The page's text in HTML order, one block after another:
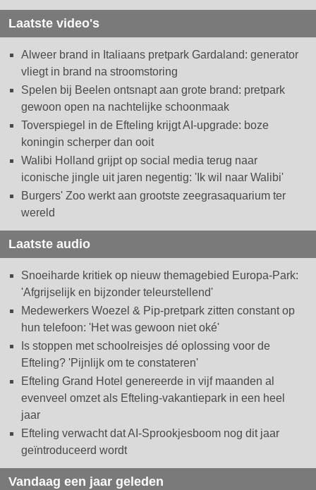
Laatste video's
Alweer brand in Italiaans pretpark Gardaland: generator
vliegt in brand na stroomstoring
Spelen bij Beelen ontsnapt aan grote brand: pretpark
gewoon open na nachtelijke schoonmaak
Toverspiegel in de Efteling krijgt AI-upgrade: boze
koningin scherper dan ooit
Walibi Holland grijpt op social media terug naar
iconische jingle uit jaren negentig: 'Ik wil naar Walibi'
Burgers' Zoo werkt aan grootste zeegrasaquarium ter
wereld
Laatste audio
Snoeiharde kritiek op nieuw themagebied Europa-Park:
'Afgrijselijk en bijzonder teleurstellend'
Medewerkers Woezel & Pip-pretpark zitten constant op
hun telefoon: 'Het was gewoon niet oké'
Is stoppen met schoolreisjes dé oplossing voor de
Efteling? 'Pijnlijk om te constateren'
Efteling Grand Hotel genereerde in vijf maanden al
evenveel omzet als Efteling-vakantiepark in een heel
jaar
Efteling verwacht dat AI-Sprookjesboom nog dit jaar
geïntroduceerd wordt
Vandaag een jaar geleden